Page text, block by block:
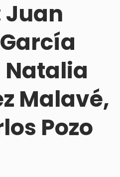
Juan
Natalia
Malavé,
Pozo